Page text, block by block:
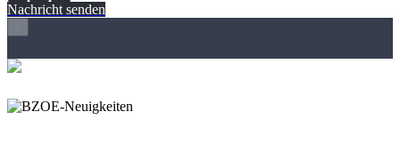
Nachricht senden